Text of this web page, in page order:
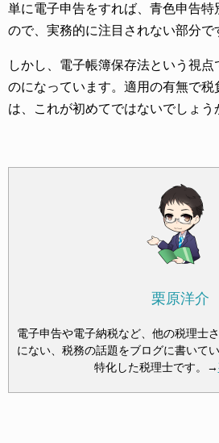
単に電子申告をすれば、青色申告特
ので、実務的に注目されない部分で
しかし、電子帳簿保存法という視
のになっています。適用の有無で税
は、これが初めてではないでしょう
栗原洋介
電子申告や電子納税など、他の税理士
にない、税務の話題をブログに書いて
特化した税理士です。→